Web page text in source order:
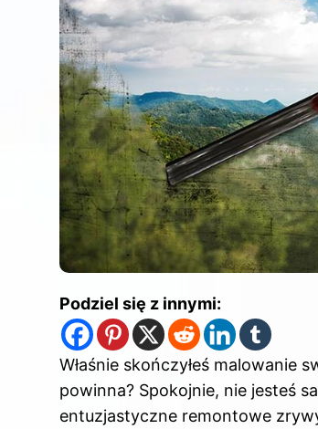
Podziel się z innymi:
Właśnie skończyłeś malowanie
powinna? Spokojnie, nie jesteś
entuzjastyczne remontowe